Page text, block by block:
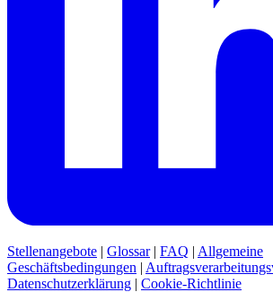
Stellenangebote | Glossar| FAQ | Allgemeine
Geschäftsbedingungen |
Datenschutzerklärung | Cookie-Richtlinie